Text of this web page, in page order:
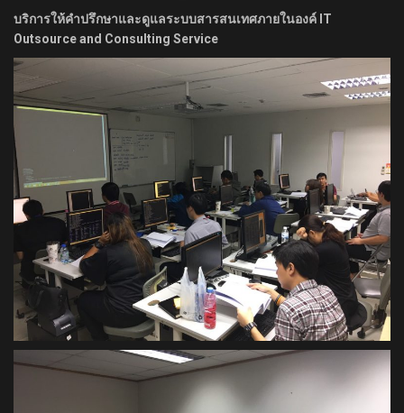
บริการให้คำปรึกษาและดูแลระบบสารสนเทศภายในองค์ IT
Outsource and Consulting Service